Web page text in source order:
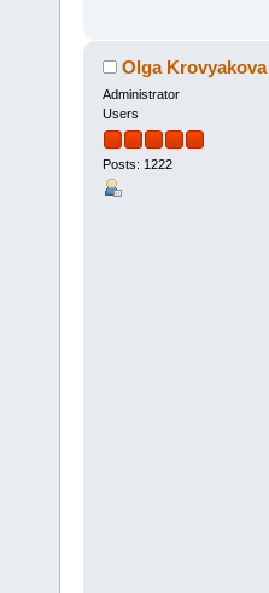
Olga Krovyakova
Administrator
Users
Posts: 1222